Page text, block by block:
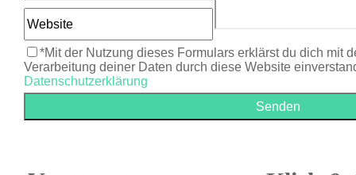
*Mit der Nutzung dieses Formulars erklärst du dich mit
Verarbeitung deiner Daten durch diese Website
Datenschutzerklärung